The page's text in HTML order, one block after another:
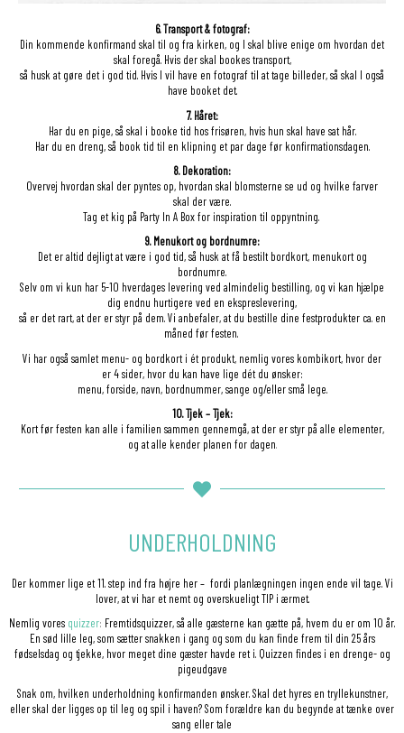
6. Transport & fotograf:
Din kommende konfirmand skal til og fra kirken, og I skal blive enige om hvordan det
skal foregå. Hvis der skal bookes transport,
så husk at gøre det i god tid. Hvis I vil have en fotograf til at tage billeder, så skal I også
have booket det.
7. Håret:
Har du en pige, så skal i booke tid hos frisøren, hvis hun skal have sat hår.
Har du en dreng, så book tid til en klipning et par dage før konfirmationsdagen.
8. Dekoration:
Overvej hvordan skal der pyntes op, hvordan skal blomsterne se ud og hvilke farver
skal der være.
Tag et kig på Party In A Box for inspiration til oppyntning.
9. Menukort og bordnumre:
Det er altid dejligt at være i god tid, så husk at få bestilt bordkort, menukort og
bordnumre.
Selv om vi kun har 5-10 hverdages levering ved almindelig bestilling, og vi kan hjælpe
dig endnu hurtigere ved en ekspreslevering,
så er det rart, at der er styr på dem. Vi anbefaler, at du bestille dine festprodukter ca. en
måned før festen.
Vi har også samlet menu- og bordkort i ét produkt, nemlig vores kombikort, hvor der
er 4 sider, hvor du kan have lige dét du ønsker:
menu, forside, navn, bordnummer, sange og/eller små lege.
10. Tjek – Tjek:
Kort før festen kan alle i familien sammen gennemgå, at der er styr på alle elementer,
og at alle kender planen for dagen.
UNDERHOLDNING
Der kommer lige et 11. step ind fra højre her – fordi planlægningen ingen ende vil tage. Vi
lover, at vi har et nemt og overskueligt TIP i ærmet.
Nemlig vores quizzer: Fremtidsquizzer, så alle gæsterne kan gætte på, hvem du er om 10 år.
En sød lille leg, som sætter snakken i gang og som du kan finde frem til din 25 års
fødselsdag og tjekke, hvor meget dine gæster havde ret i. Quizzen findes i en drenge- og
pigeudgave
Snak om, hvilken underholdning konfirmanden ønsker. Skal det hyres en tryllekunstner,
eller skal der ligges op til leg og spil i haven? Som forældre kan du begynde at tænke over
sang eller tale